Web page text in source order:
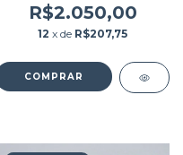
/ BS450 / BS460 /
BIOCLIN 2000 PREMIUM
PN: 115-037085-00
R$2.050,00
12 x de R$207,75